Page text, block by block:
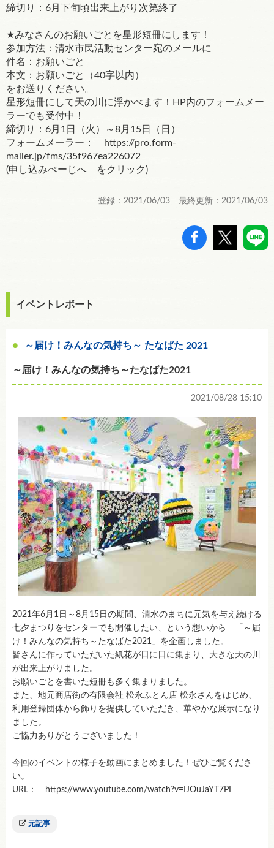
締切り：6月下旬頃出来上がり次第終了
★みなさんのお願いごとを星形短冊にします！
参加方法：清水市民活動センター宛のメールに
件名：お願いごと
本文：お願いごと（40字以内）
をお送りください。
星形短冊にして天の川に浮かべます！HP内のフォームメー
ラーでも受付中！
締切り：6月1日（火）～8月15日（日）
フォームメーラー： https://pro.form-
mailer.jp/fms/35f967ea226072
(申し込みぺーじへ をクリック)
登録：2021/06/03 最終更新：2021/06/03
イベントレポート
～届け！みんなの気持ち～ たなばた 2021
～届け！みんなの気持ち～たなばた2021
2021/08/28 15:10
2021年6月1日～8月15日の期間、清水のまちに元気を与え続ける
七夕まつりをセンターでも開催したい、という想いから 「～届
け！みんなの気持ち～たなばた2021」を企画しました。
皆さんに作っていただいた紙花が日に日に集まり、大きな天の川
が出来上がりました。
お願いごとを書いた短冊も多く集まりました。
また、地元商店街の有限会社 松永ふとん店 松永さんをはじめ、
利用登録団体から飾りを提供していただき、華やかな展示になり
ました。
ご協力ありがとうございました！
今回のイベントの様子を動画にまとめました！ぜひご覧くださ
い。
URL： https://www.youtube.com/watch?v=IJOuJaYT7PI
元記事